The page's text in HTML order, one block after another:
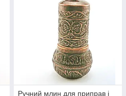
Ручний млин для приправ і